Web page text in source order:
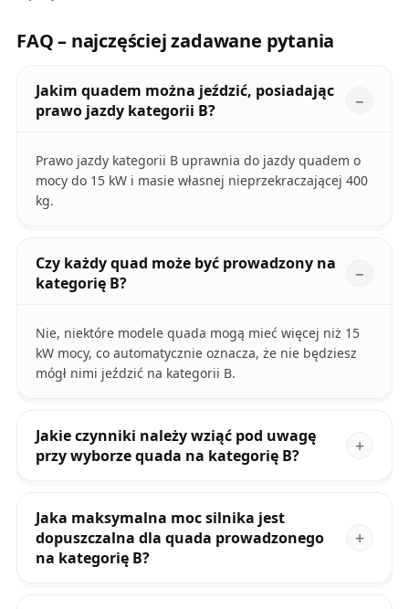
FAQ – najczęściej zadawane pytania
Jakim quadem można jeździć, posiadając
prawo jazdy kategorii B?
Prawo jazdy kategorii B uprawnia do jazdy quadem o
mocy do 15 kW i masie własnej nieprzekraczającej 400
kg.
Czy każdy quad może być prowadzony na
kategorię B?
Nie, niektóre modele quada mogą mieć więcej niż 15
kW mocy, co automatycznie oznacza, że nie będziesz
mógł nimi jeździć na kategorii B.
Jakie czynniki należy wziąć pod uwagę
przy wyborze quada na kategorię B?
Jaka maksymalna moc silnika jest
dopuszczalna dla quada prowadzonego
na kategorię B?